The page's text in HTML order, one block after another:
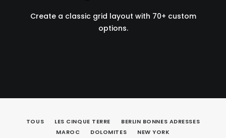
Create a classic grid layout with 70+ custom
options.
TOUS LES CINQUE TERRE
BERLIN BONNES ADRESSES
MAROC
DOLOMITES
NEW YORK